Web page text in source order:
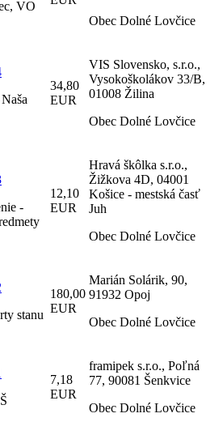
VO
Obec Dolné Lovčice
34,80
EUR
VIS Slovensko, s.r.o.,
Vysokoškolákov 33/B,
01008 Žilina
Obec Dolné Lovčice
-
12,10
EUR
Hravá škôlka s.r.o.,
Žižkova 4D, 04001
Košice - mestská časť
Juh
Obec Dolné Lovčice
stanu
180,00
EUR
Marián Solárik, 90,
91932 Opoj
Obec Dolné Lovčice
7,18
EUR
framipek s.r.o., Poľná
77, 90081 Šenkvice
Obec Dolné Lovčice